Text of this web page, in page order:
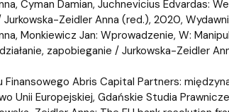
Cyman Damian, Juchnevicius Edvardas:
Zeidler Anna (red.), 2020,
Monkiewicz Jan: Wprowadzenie, W:
zapobieganie / Jurkowska-Zeidler
Finansowego Abris Capital Partners:
Unii Europejskiej, Gdańskie Studia